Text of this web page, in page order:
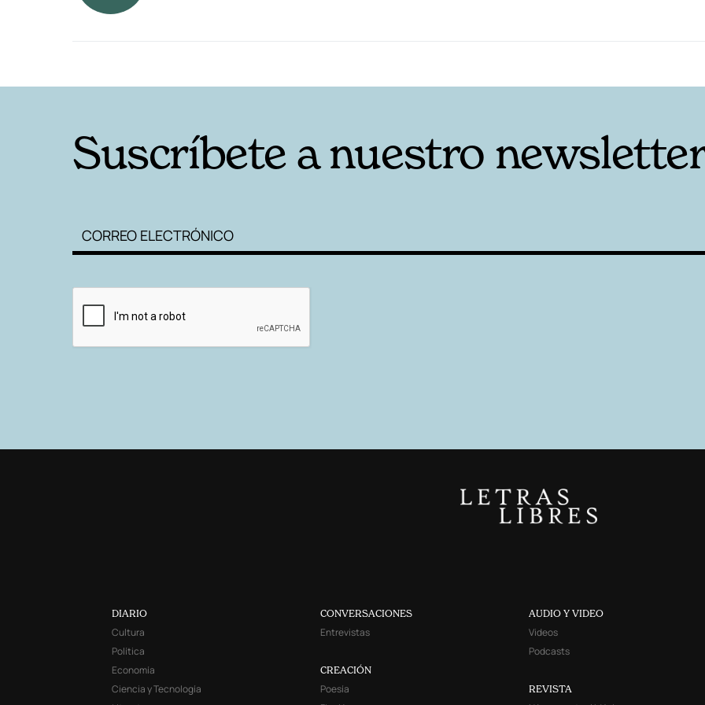
Suscríbete a nuestro
DIARIO
Cultura
Política
Economía
Ciencia y Tecnología
CONVERSACIONES
Entrevistas
CREACIÓN
Poesía
AUDIO Y VIDEO
Videos
Podcasts
REVISTA